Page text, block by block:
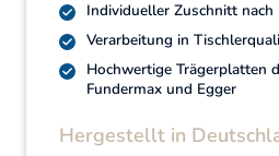
Individueller Zuschnitt nach
Verarbeitung in
Hochwertige Trägerplatten
Fundermax und Egger
Hergestellt in